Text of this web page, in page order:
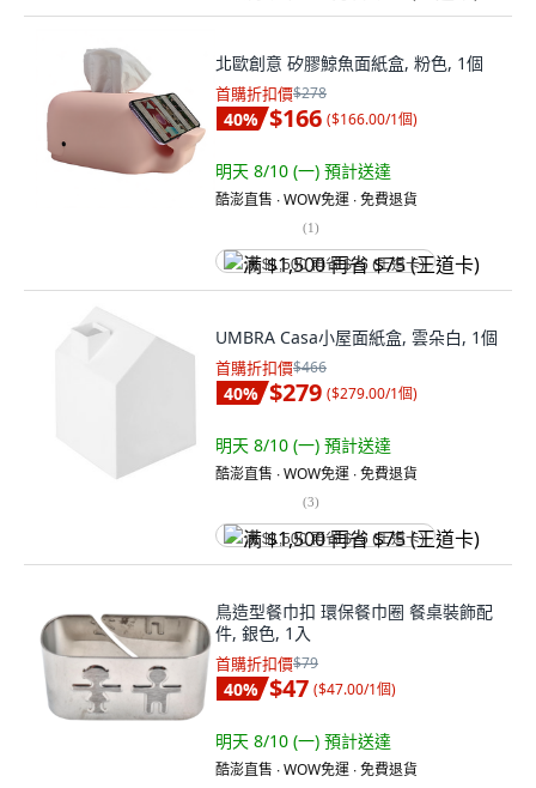
北歐創意 矽膠鯨魚面紙盒, 粉色, 1個
首購折扣價$278
40% $166 ($166.00/1個)
明天 8/10 (一) 預計送達
酷澎直售 ∙ WOW免運 ∙ 免費退貨
(1)
满 $1,500 再省 $75 (王道卡)
UMBRA Casa小屋面紙盒, 雲朵白, 1個
首購折扣價$466
40% $279 ($279.00/1個)
明天 8/10 (一) 預計送達
酷澎直售 ∙ WOW免運 ∙ 免費退貨
(3)
满 $1,500 再省 $75 (王道卡)
鳥造型餐巾扣 環保餐巾圈 餐桌裝飾配
件, 銀色, 1入
首購折扣價$79
40% $47 ($47.00/1個)
明天 8/10 (一) 預計送達
酷澎直售 ∙ WOW免運 ∙ 免費退貨